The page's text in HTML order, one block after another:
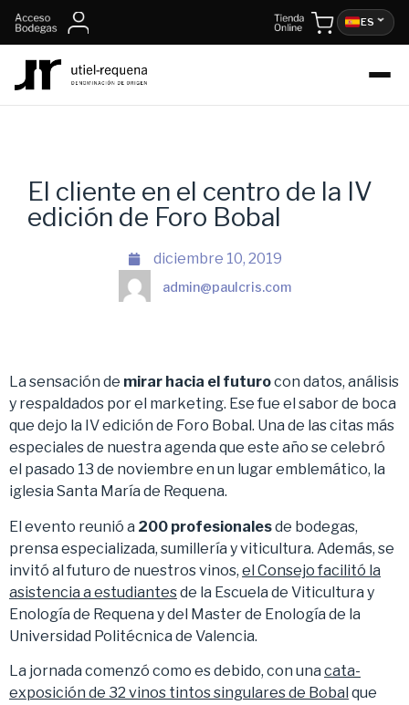
ES
El cliente en el centro de la IV
edición de Foro Bobal
diciembre 10, 2019
admin@paulcris.com
La sensación de mirar hacia el futurocon datos, análisis
y respaldados por el marketing. Ese fue el sabor de boca
que dejo la IV edición de Foro Bobal. Una de las citas más
especiales de nuestra agenda que este año se celebró
el pasado 13 de noviembre en un lugar emblemático, la
iglesia Santa María de Requena.
El evento reunió a 200 profesionalesde bodegas,
prensa especializada, sumillería y viticultura. Además, se
invitó al futuro de nuestros vinos, el Consejo facilitó la
asistencia a estudiantesde la Escuela de Viticultura y
Enología de Requena y del Master de Enología de la
Universidad Politécnica de Valencia.
La jornada comenzó como es debido, con una cata-
exposición de 32 vinos tintos singulares de Bobal que